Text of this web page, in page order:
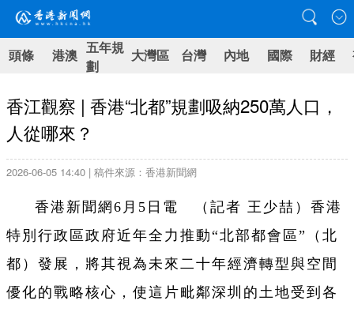
頭條 港澳 五年規
劃
大灣區 台灣 內地 國際 財經
香江觀察 | 香港“北都”規劃吸納250萬人口，
人從哪來？
2026-06-05 14:40 | 稿件來源：香港新聞網
香港新聞網6月5日電 （記者 王少喆）香港
特別行政區政府近年全力推動“北部都會區”（北
都）發展，將其視為未來二十年經濟轉型與空間
優化的戰略核心，使這片毗鄰深圳的土地受到各